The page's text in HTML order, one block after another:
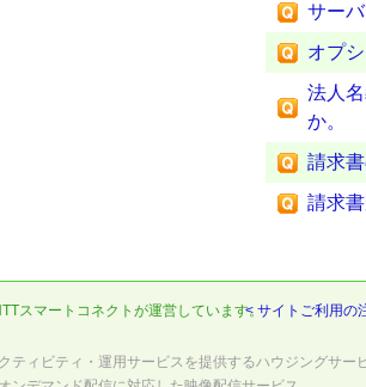
サー
オプ
法人
か。
請求
請求書
スマートコネクト が運営しています。< サイトご利用の
ティビティ・運用サービスを提供するハウジングサー